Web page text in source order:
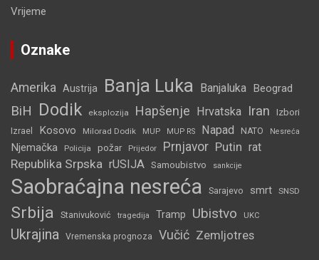
Vrijeme
Oznake
Amerika Austrija Banja Luka Banjaluka Beograd
BiH Dodik eksplozija Hapšenje Hrvatska Iran Izbori
Izrael Kosovo Milorad Dodik MUP MUP RS Napad NATO Nesreća
Njemačka Policija požar Prijedor Prnjavor Putin rat
Republika Srpska rUSIJA Samoubistvo sankcije
Saobraćajna nesreća Sarajevo smrt SNSD
Srbija Stanivuković tragedija Tramp Ubistvo UKC
Ukrajina Vremenska prognoza Vučić Zemljotres